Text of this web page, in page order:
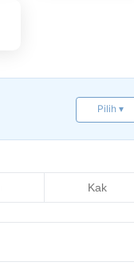
Pilih ▾
Kak